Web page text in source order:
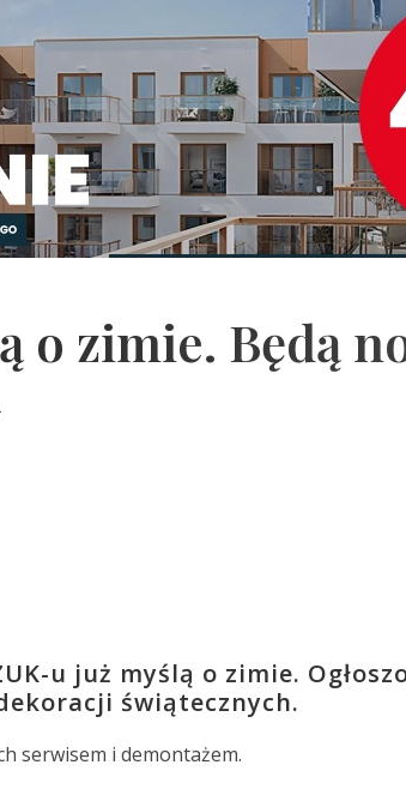
o zimie. Będą
u już myślą o zimie.
świątecznych.
serwisem i demontażem.